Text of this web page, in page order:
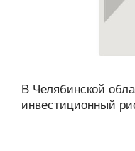
В Челябинской
инвестиционный